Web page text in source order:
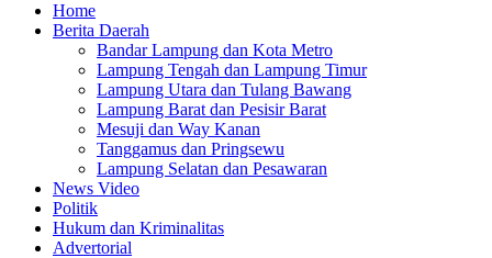
Home
Berita Daerah
Bandar Lampung dan Kota Metro
Lampung Tengah dan Lampung Timur
Lampung Utara dan Tulang Bawang
Lampung Barat dan Pesisir Barat
Mesuji dan Way Kanan
Tanggamus dan Pringsewu
Lampung Selatan dan Pesawaran
News Video
Politik
Hukum dan Kriminalitas
Advertorial